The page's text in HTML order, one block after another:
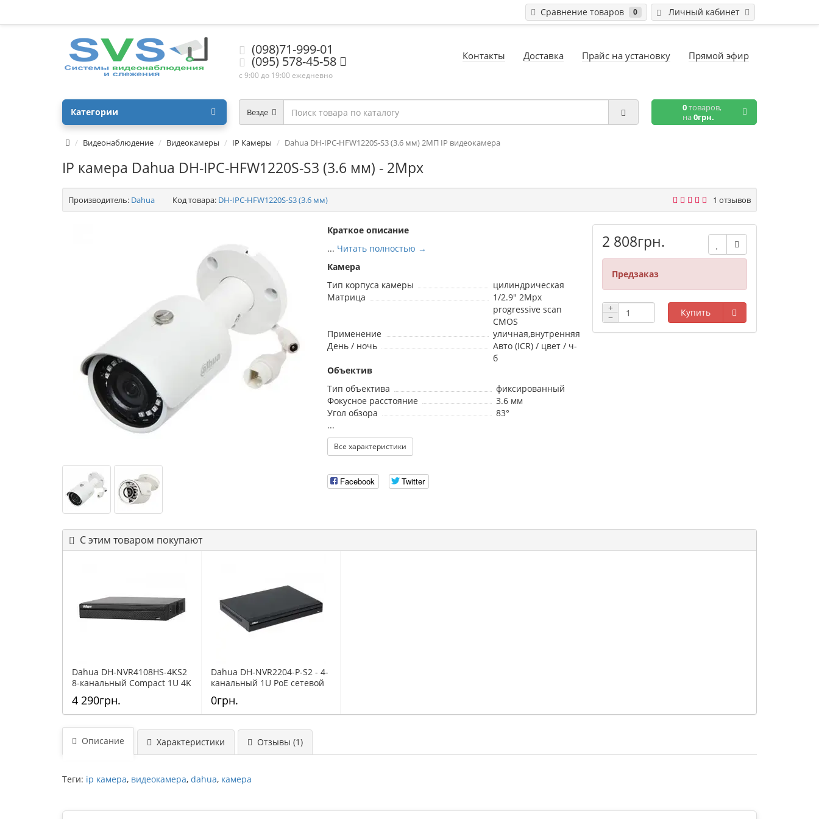
Личный кабинет
Сравнение товаров 0
(098)71-999-01
(095) 578-45-58
с 9:00 до 19:00 ежедневно
Контакты Доставка Прайс на установку Прямой эфир
Везде 0товаров,
на0грн.
Категории
Видеонаблюдение Видеокамеры IP Камеры Dahua DH-IPC-HFW1220S-S3 (3.6 мм) 2МП IP видеокамера
IP камера Dahua DH-IPC-HFW1220S-S3 (3.6 мм) - 2Mpx
Производитель: Dahua Код товара: DH-IPC-HFW1220S-S3 (3.6 мм) 1 отзывов
Краткое описание
... Читать полностью →
Камера
Тип корпуса камеры
цилиндрическая
Матрица
1/2.9" 2Mpx
progressive scan
CMOS
Применение
уличная,внутренняя
День / ночь
Авто (ICR) / цвет / ч-
б
Объектив
Тип объектива
фиксированный
Фокусное расстояние
3.6 мм
Угол обзора
83°
...
Все характеристики
Facebook Twitter
2 808грн.
Предзаказ
+
−
Купить
С этим товаром покупают
Dahua DH-NVR4108HS-4KS2
8-канальный Compact 1U 4K
сетевой видеорегистратор
4 290грн.
Dahua DH-NVR2204-P-S2 - 4-
канальный 1U PoE сетевой
видеорегистратор
0грн.
Описание Характеристики Отзывы (1)
Теги: ip камера, видеокамера, dahua, камера